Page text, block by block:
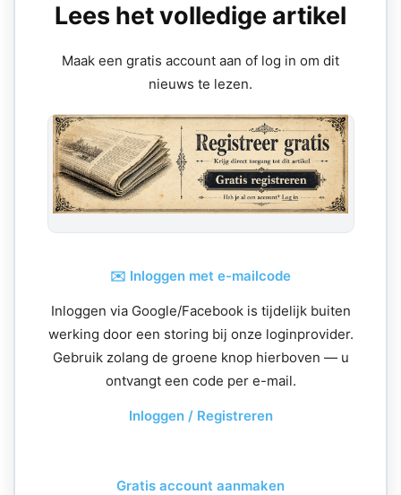
Lees het volledige artikel
Maak een gratis account aan of log in om dit
nieuws te lezen.
✉️ Inloggen met e-mailcode
Inloggen via Google/Facebook is tijdelijk buiten
werking door een storing bij onze loginprovider.
Gebruik zolang de groene knop hierboven — u
ontvangt een code per e-mail.
Inloggen / Registreren
Gratis account aanmaken